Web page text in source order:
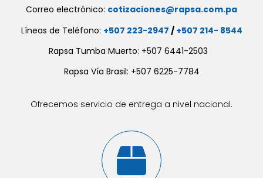
Correo electrónico: cotizaciones@rapsa.com.pa
Líneas de Teléfono: +507 223-2947 / +507 214- 8544
Rapsa Tumba Muerto: +507 6441-2503
Rapsa Vía Brasil: +507 6225-7784
Ofrecemos servicio de entrega a nivel nacional.